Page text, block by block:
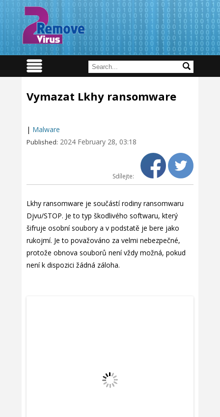
Vymazat Lkhy ransomware
| Malware
Published: 2024 February 28, 03:18
Sdílejte:
Lkhy ransomware je součástí rodiny ransomwaru
Djvu/STOP. Je to typ škodlivého softwaru, který
šifruje osobní soubory a v podstatě je bere jako
rukojmí. Je to považováno za velmi nebezpečné,
protože obnova souborů není vždy možná, pokud
není k dispozici žádná záloha.